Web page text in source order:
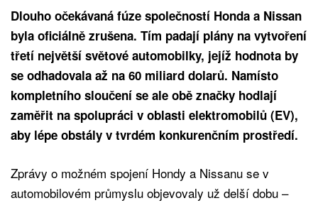
Dlouho očekávaná fúze společností Honda a Nissan
byla oficiálně zrušena. Tím padají plány na vytvoření
třetí největší světové automobilky, jejíž hodnota by
se odhadovala až na 60 miliard dolarů. Namísto
kompletního sloučení se ale obě značky hodlají
zaměřit na spolupráci v oblasti elektromobilů (EV),
aby lépe obstály v tvrdém konkurenčním prostředí.
Zprávy o možném spojení Hondy a Nissanu se v
automobilovém průmyslu objevovaly už delší dobu –